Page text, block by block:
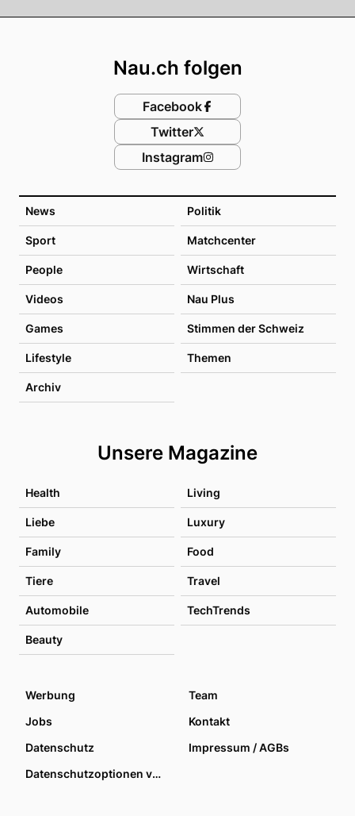
News Politik
Sport Matchcenter
People Wirtschaft
Videos Nau Plus
Games Stimmen der Schweiz
Lifestyle Themen
Archiv
Unsere Magazine
Health Living
Liebe Luxury
Family Food
Tiere Travel
Automobile TechTrends
Beauty
Nau.ch folgen
Facebook
Twitter
Instagram
Werbung
Team
Jobs
Kontakt
Datenschutz
Impressum / AGBs
Datenschutzoptionen verwalten